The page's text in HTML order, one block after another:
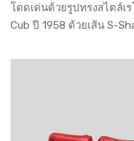
โดดเด่นด้วยรูปทรงสไตล์เ
Cub ปี 1958 ด้วยเส้น S-